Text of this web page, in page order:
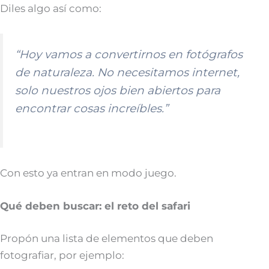
Diles algo así como:
“Hoy vamos a convertirnos en fotógrafos
de naturaleza. No necesitamos internet,
solo nuestros ojos bien abiertos para
encontrar cosas increíbles.”
Con esto ya entran en modo juego.
Qué deben buscar: el reto del safari
Propón una lista de elementos que deben
fotografiar, por ejemplo: